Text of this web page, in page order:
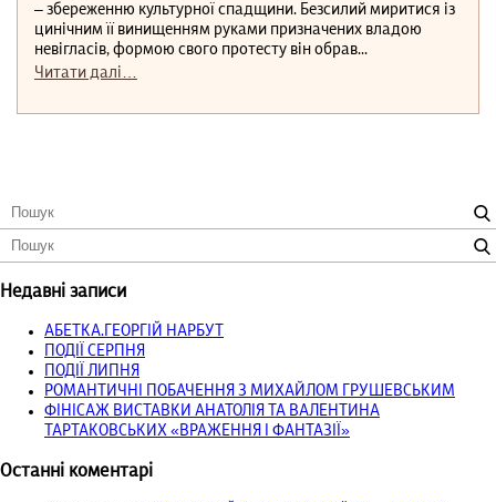
‒ збереженню культурної спадщини. Безсилий миритися із
цинічним її винищенням руками призначених владою
невігласів, формою свого протесту він обрав...
Читати далі…
Недавні записи
АБЕТКА.ГЕОРГІЙ НАРБУТ
ПОДІЇ СЕРПНЯ
ПОДІЇ ЛИПНЯ
РОМАНТИЧНІ ПОБАЧЕННЯ З МИХАЙЛОМ ГРУШЕВСЬКИМ
ФІНІСАЖ ВИСТАВКИ АНАТОЛІЯ ТА ВАЛЕНТИНА
ТАРТАКОВСЬКИХ «ВРАЖЕННЯ І ФАНТАЗІЇ»
Останні коментарі